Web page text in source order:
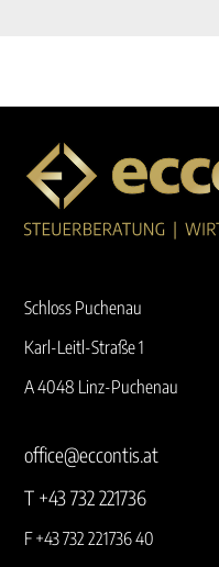
Schloss Puchenau
Karl-Leitl-Straße 1
A 4048 Linz-Puchenau
office@eccontis.at
T +43 732 221736
F +43 732 221736 40